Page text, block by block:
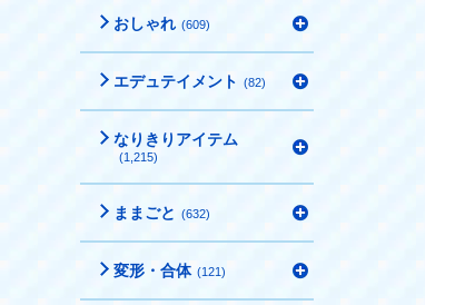
おしゃれ (609)
エデュテイメント (82)
なりきりアイテム
(1,215)
ままごと (632)
変形・合体 (121)